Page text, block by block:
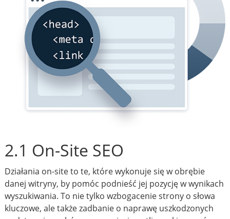
2.1 On-Site SEO
Działania on-site to te, które wykonuje się w obrębie
danej witryny, by pomóc podnieść jej pozycję w wynikach
wyszukiwania. To nie tylko wzbogacenie strony o słowa
kluczowe, ale także zadbanie o naprawę uszkodzonych